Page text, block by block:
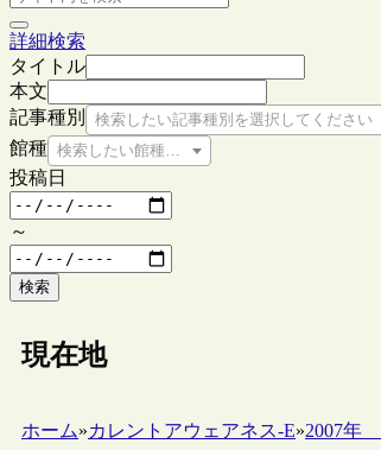
詳細検索
タイトル
本文
記事種別
検索したい記事種別を選択してください
館種 検索したい館種を選択してください
投稿日
～
検索
現在地
ホーム»カレントアウェアネス-E»2007年